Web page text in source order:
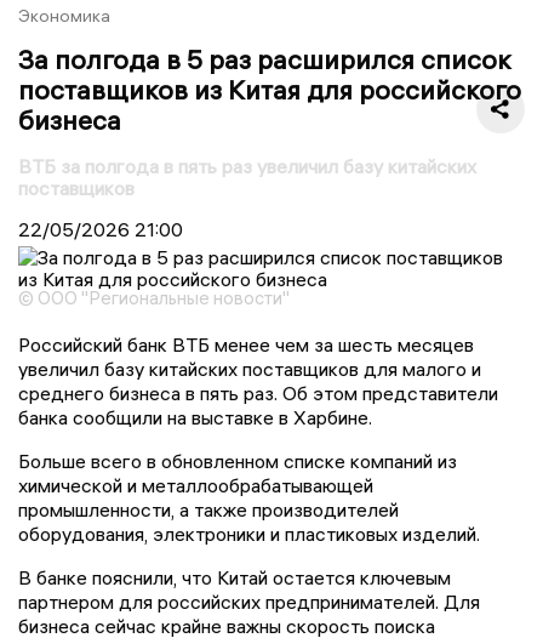
Экономика
За полгода в 5 раз расширился список
поставщиков из Китая для российского
бизнеса
ВТБ за полгода в пять раз увеличил базу китайских
поставщиков
22/05/2026 21:00
© ООО "Региональные новости"
Российский банк ВТБ менее чем за шесть месяцев
увеличил базу китайских поставщиков для малого и
среднего бизнеса в пять раз. Об этом представители
банка сообщили на выставке в Харбине.
Больше всего в обновленном списке компаний из
химической и металлообрабатывающей
промышленности, а также производителей
оборудования, электроники и пластиковых изделий.
В банке пояснили, что Китай остается ключевым
партнером для российских предпринимателей. Для
бизнеса сейчас крайне важны скорость поиска